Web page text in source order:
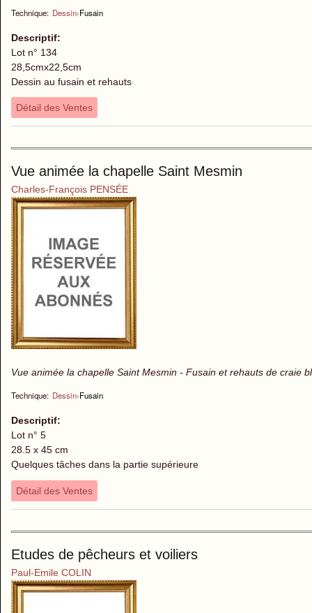
Technique: Dessin›Fusain
Descriptif:
Lot n° 134
28,5cmx22,5cm
Dessin au fusain et rehauts
Détail des Ventes
Vue animée la chapelle Saint Mesmin
Charles-François PENSÉE
Vue animée la chapelle Saint Mesmin - Fusain et rehauts de craie
Technique: Dessin›Fusain
Descriptif:
Lot n° 5
28.5 x 45 cm
Quelques tâches dans la partie supérieure
Détail des Ventes
Etudes de pêcheurs et voiliers
Paul-Emile COLIN